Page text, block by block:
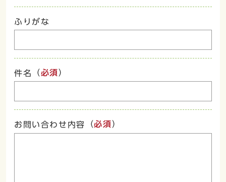
ふりがな
件名 （必須）
お問い合わせ内容 （必須）